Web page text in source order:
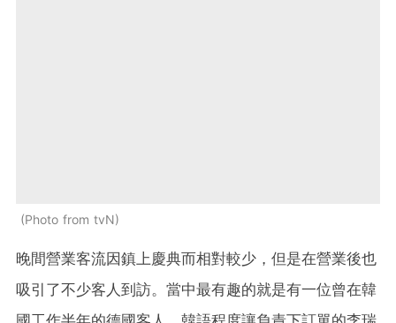
Photo from tvN
晚間營業客流因鎮上慶典而相對較少，但是在營業後也
吸引了不少客人到訪。當中最有趣的就是有一位曾在韓